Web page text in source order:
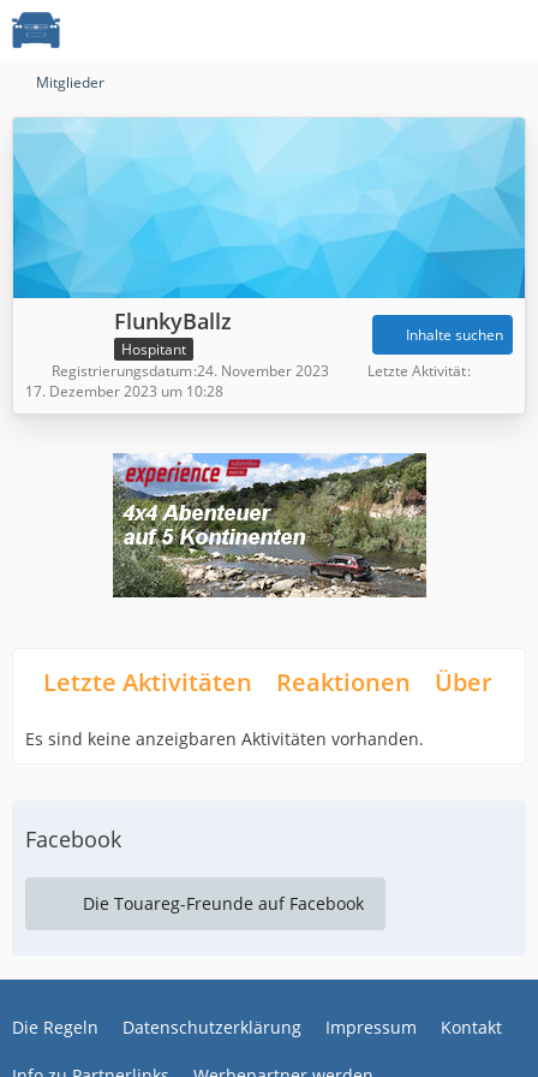
Mitglieder
FlunkyBallz
Hospitant
Inhalte suchen
Registrierungsdatum 24. November 2023
Letzte Aktivität
17. Dezember 2023 um 10:28
Letzte Aktivitäten Reaktionen Über
Es sind keine anzeigbaren Aktivitäten vorhanden.
Facebook
Die Touareg-Freunde auf Facebook
Die Regeln Datenschutzerklärung Impressum Kontakt